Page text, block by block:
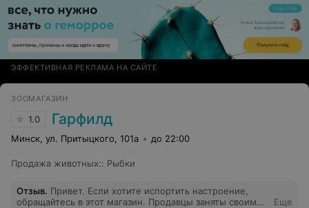
ЭФФЕКТИВНАЯ РЕКЛАМА НА САЙТЕ
ЗООМАГАЗИН
1.0 Гарфилд
Минск, ул. Притыцкого, 101а до 22:00
Продажа животных:: Рыбки
Отзыв. Привет. Если хотите испортить настроение,
обращайтесь в этот магазин. Продавцы заняты своими
Еще